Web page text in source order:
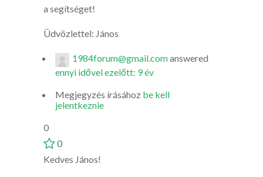
a segítséget!
Üdvözlettel: János
1984forum@gmail.comanswered
ennyi idővel ezelőtt: 9 év
Megjegyzés írásához be kell
jelentkeznie
0
0
Kedves János!